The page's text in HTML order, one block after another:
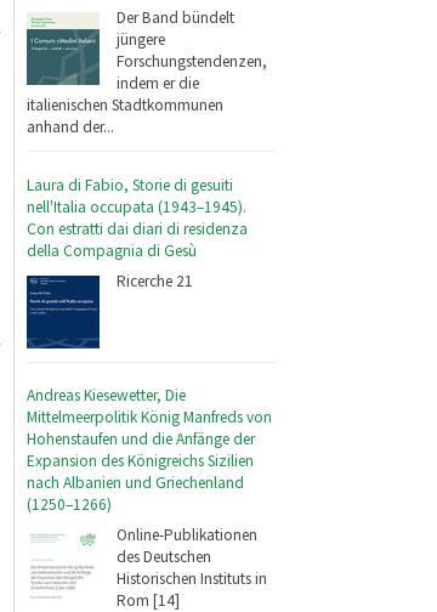
Der Band bündelt
jüngere
Forschungstendenzen,
indem er die
italienischen Stadtkommunen
anhand der...
Laura di Fabio, Storie di gesuiti
nell'Italia occupata (1943–1945).
Con estratti dai diari di residenza
della Compagnia di Gesù
Ricerche 21
Andreas Kiesewetter, Die
Mittelmeerpolitik König Manfreds von
Hohenstaufen und die Anfänge der
Expansion des Königreichs Sizilien
nach Albanien und Griechenland
(1250–1266)
Online-Publikationen
des Deutschen
Historischen Instituts in
Rom [14]